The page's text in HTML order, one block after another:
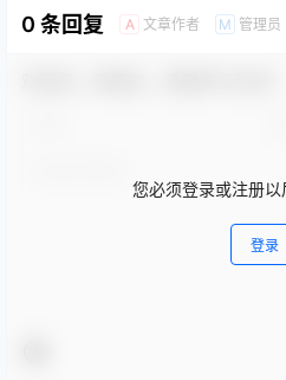
0 条回复 A 文章作者 M 管理员
您必须登录或注册
登录